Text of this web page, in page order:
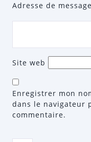
Adresse de
Site web
Enregistrer mon
dans le navigateur
commentaire.